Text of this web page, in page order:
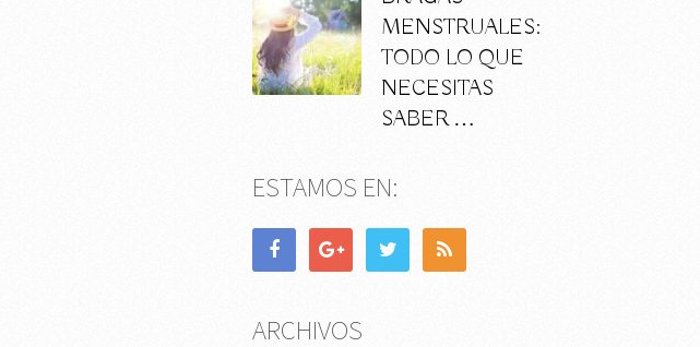
MENSTRUALES:
TODO LO QUE
NECESITAS
SABER …
ESTAMOS EN:
ARCHIVOS